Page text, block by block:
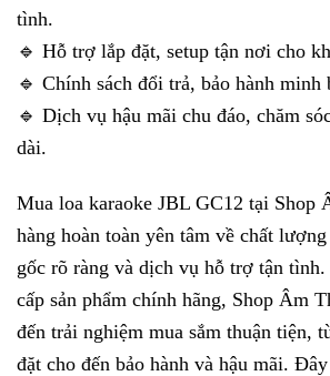
tình.
🔹 Hỗ trợ lắp đặt, setup tận nơi cho
🔹 Chính sách đổi trả, bảo hành minh
🔹 Dịch vụ hậu mãi chu đáo, chăm
dài.
Mua loa karaoke JBL GC12 tại Shop
hàng hoàn toàn yên tâm về chất
gốc rõ ràng và dịch vụ hỗ trợ tận
cấp sản phẩm chính hãng, Shop Âm
đến trải nghiệm mua sắm thuận tiện,
đặt cho đến bảo hành và hậu mãi.